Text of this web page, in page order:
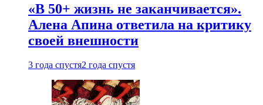
«В 50+ жизнь не заканчивается».
Алена Апина ответила на критику
своей внешности
3 года спустя2 года спустя